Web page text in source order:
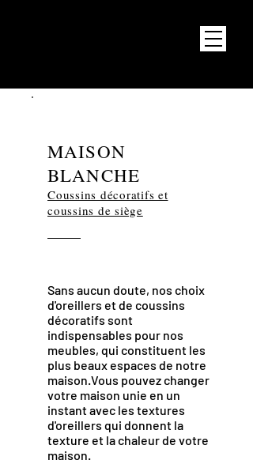
MAISON
BLANCHE
Coussins décoratifs et
coussins de siège
Sans aucun doute, nos choix
d'oreillers et de coussins
décoratifs sont
indispensables pour nos
meubles, qui constituent les
plus beaux espaces de notre
maison.Vous pouvez changer
votre maison unie en un
instant avec les textures
d'oreillers qui donnent la
texture et la chaleur de votre
maison.